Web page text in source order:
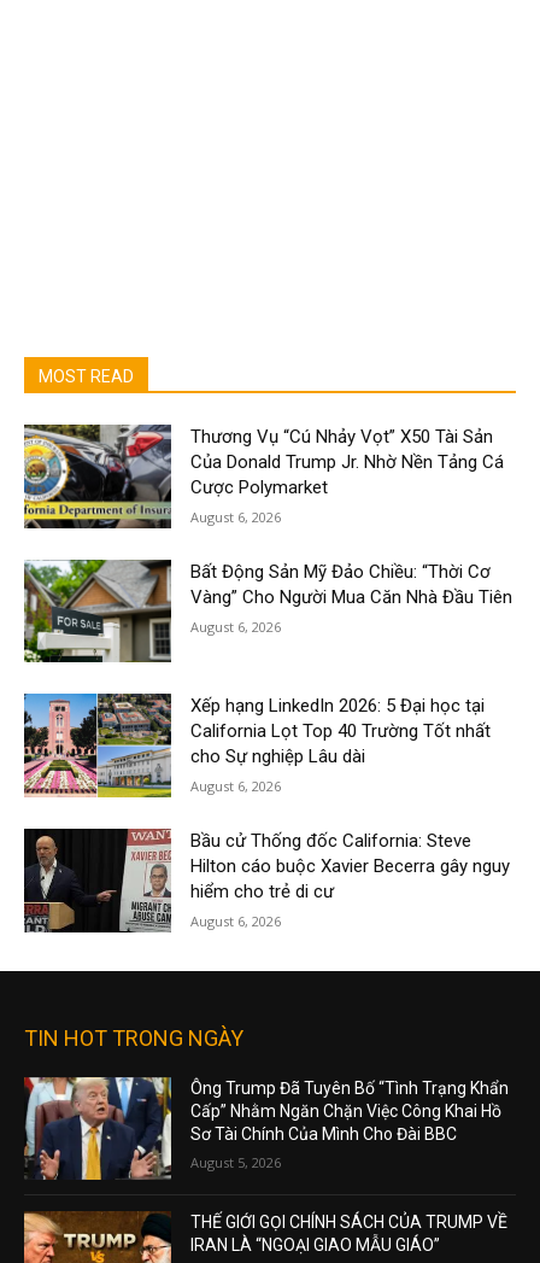
MOST READ
Thương Vụ “Cú Nhảy Vọt” X50 Tài Sản
Của Donald Trump Jr. Nhờ Nền Tảng Cá
Cược Polymarket
August 6, 2026
Bất Động Sản Mỹ Đảo Chiều: “Thời Cơ
Vàng” Cho Người Mua Căn Nhà Đầu Tiên
August 6, 2026
Xếp hạng LinkedIn 2026: 5 Đại học tại
California Lọt Top 40 Trường Tốt nhất
cho Sự nghiệp Lâu dài
August 6, 2026
Bầu cử Thống đốc California: Steve
Hilton cáo buộc Xavier Becerra gây nguy
hiểm cho trẻ di cư
August 6, 2026
TIN HOT TRONG NGÀY
Ông Trump Đã Tuyên Bố “Tình Trạng Khẩn
Cấp” Nhằm Ngăn Chặn Việc Công Khai Hồ
Sơ Tài Chính Của Mình Cho Đài BBC
August 5, 2026
THẾ GIỚI GỌI CHÍNH SÁCH CỦA TRUMP VỀ
IRAN LÀ “NGOẠI GIAO MẪU GIÁO”